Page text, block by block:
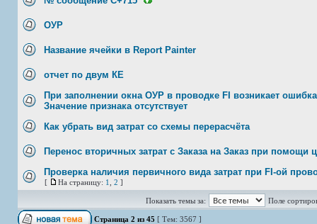
ОУР
Название ячейки в Report Painter
отчет по двум КЕ
При заполнении окна ОУР в проводке FI возникает
Значение признака отсутствует
Как убрать вид затрат со схемы перерасчёта
Перенос вторичных затрат с Заказа на Заказ при помощи
Проверка наличия первичного вида затрат при FI-ой
[ На страницу: 1 2 ]
Показать темы за: Поле
Страница 2 из 45 [ Тем: 3567 ]